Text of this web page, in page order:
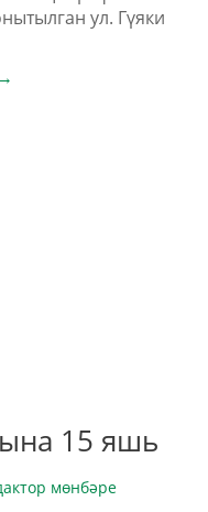
ул. Гүяки
15 яшь
мөнбәре